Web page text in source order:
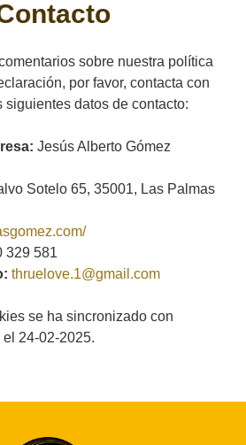
sobre nuestra política
por favor, contacta con
siguientes datos de contacto:
Jesús Alberto Gómez
Sotelo 65, 35001, Las Palmas
329 581
thruelove.1@gmail.com
se ha sincronizado con
24-02-2025.